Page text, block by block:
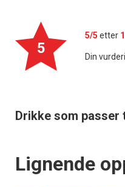
5
5/5 etter 1
Din
Drikke som
Lignende